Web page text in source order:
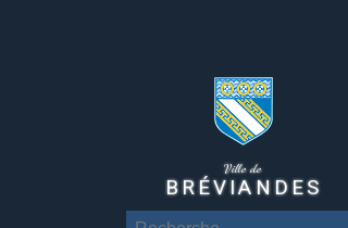
Ville de
BRÉVIANDES